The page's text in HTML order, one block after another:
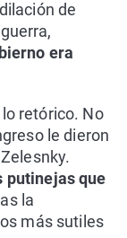
de
era
retórico. No
le dieron
putinejas que
la
más sutiles